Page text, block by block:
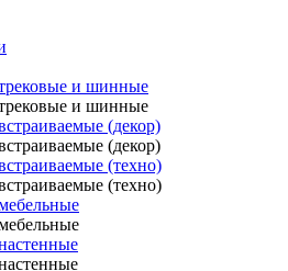
и шинные
и шинные
(декор)
(декор)
(техно)
(техно)